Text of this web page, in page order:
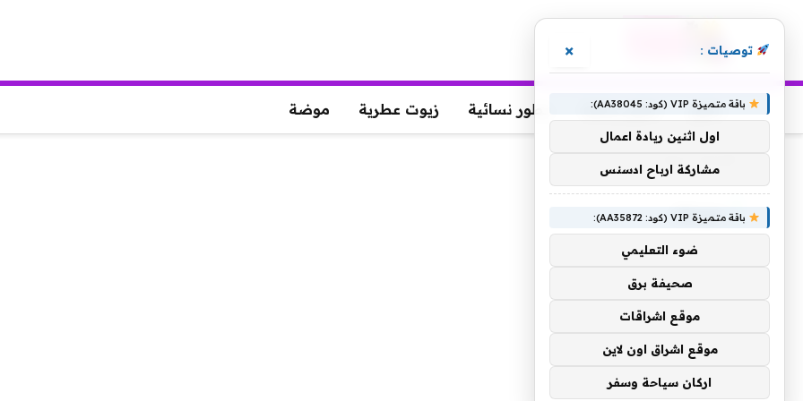
عطور عطور رجالية عطور نسائية زيوت عطرية موضة
مونيك
توصيات : ×
باقة متميزة VIP (كود: AA38045):
اول اثنين ريادة اعمال
مشاركة ارباح ادسنس
باقة متميزة VIP (كود: AA35872):
ضوء التعليمي
صحيفة برق
موقع اشراقات
موقع اشراق اون لاين
اركان سياحة وسفر